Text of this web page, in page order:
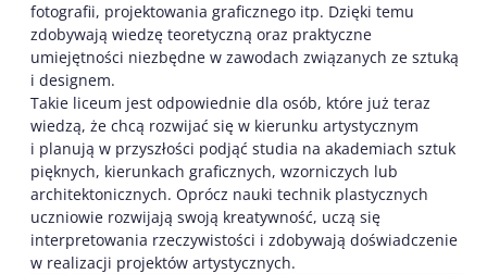
fotografii, projektowania graficznego itp. Dzięki temu
zdobywają wiedzę teoretyczną oraz praktyczne
umiejętności niezbędne w zawodach związanych ze sztuką
i designem.
Takie liceum jest odpowiednie dla osób, które już teraz
wiedzą, że chcą rozwijać się w kierunku artystycznym
i planują w przyszłości podjąć studia na akademiach sztuk
pięknych, kierunkach graficznych, wzorniczych lub
architektonicznych. Oprócz nauki technik plastycznych
uczniowie rozwijają swoją kreatywność, uczą się
interpretowania rzeczywistości i zdobywają doświadczenie
w realizacji projektów artystycznych.